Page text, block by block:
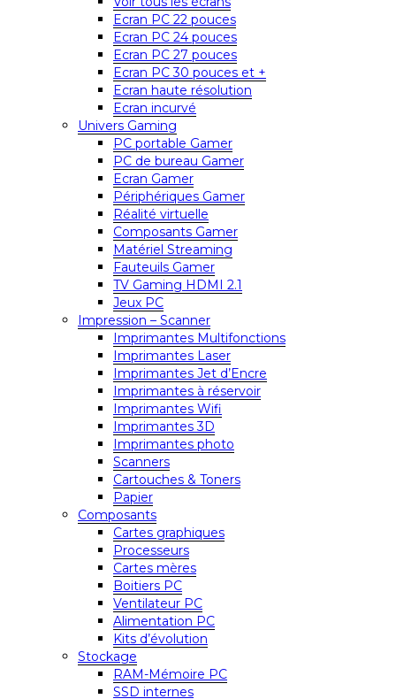
Ecran PC 22 pouces
Ecran PC 24 pouces
Ecran PC 27 pouces
Ecran PC 30 pouces et +
Ecran haute résolution
Ecran incurvé
Univers Gaming
PC portable Gamer
PC de bureau Gamer
Ecran Gamer
Périphériques Gamer
Réalité virtuelle
Composants Gamer
Matériel Streaming
Fauteuils Gamer
TV Gaming HDMI 2.1
Jeux PC
Impression – Scanner
Imprimantes Multifonctions
Imprimantes Laser
Imprimantes Jet d’Encre
Imprimantes à réservoir
Imprimantes Wifi
Imprimantes 3D
Imprimantes photo
Scanners
Cartouches & Toners
Papier
Composants
Cartes graphiques
Processeurs
Cartes mères
Boitiers PC
Ventilateur PC
Alimentation PC
Kits d’évolution
Stockage
RAM-Mémoire PC
SSD internes